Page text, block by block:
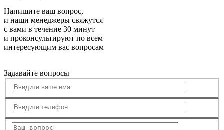
Напишите ваш вопрос,
и наши менеджеры свяжутся
с вами в течение 30 минут
и проконсультируют по всем
интересующим вас вопросам
Задавайте вопросы